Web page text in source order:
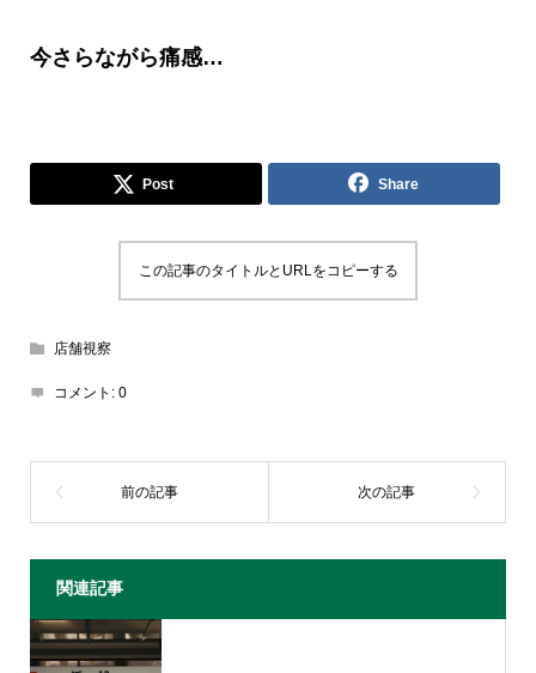
今さらながら痛感…
Post Share
この記事のタイトルとURLをコピーする
店舗視察
コメント: 0
関連記事